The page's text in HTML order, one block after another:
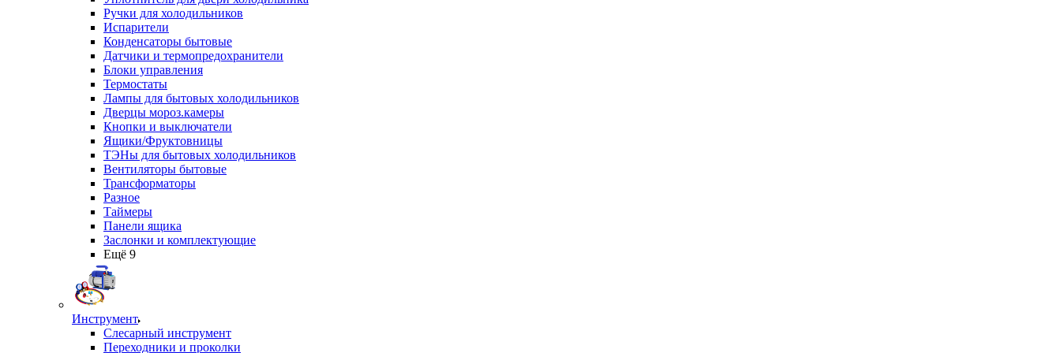
Ручки для холодильников
Испарители
Конденсаторы бытовые
Датчики и термопредохранители
Блоки управления
Термостаты
Лампы для бытовых холодильников
Дверцы мороз.камеры
Кнопки и выключатели
Ящики/Фруктовницы
ТЭНы для бытовых холодильников
Вентиляторы бытовые
Трансформаторы
Разное
Таймеры
Панели ящика
Заслонки и комплектующие
Ещё 9
Инструмент
Слесарный инструмент
Переходники и проколки